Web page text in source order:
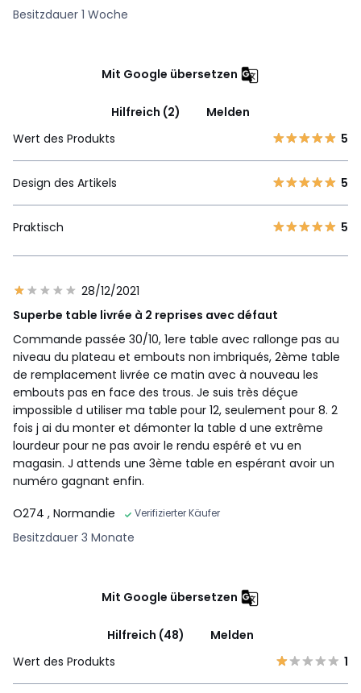
Besitzdauer 1 Woche
Mit Google übersetzen
Hilfreich (2)
Melden
Wert des Produkts
5
Design des Artikels 5
Praktisch 5
28/12/2021
Superbe table livrée à 2 reprises avec défaut
Commande passée 30/10, 1ere table avec rallonge pas au
niveau du plateau et embouts non imbriqués, 2ème table
de remplacement livrée ce matin avec à nouveau les
embouts pas en face des trous. Je suis très déçue
impossible d utiliser ma table pour 12, seulement pour 8. 2
fois j ai du monter et démonter la table d une extrême
lourdeur pour ne pas avoir le rendu espéré et vu en
magasin. J attends une 3ème table en espérant avoir un
numéro gagnant enfin.
O274 , Normandie Verifizierter Käufer
Besitzdauer 3 Monate
Mit Google übersetzen
Hilfreich (48)
Melden
Wert des Produkts
1